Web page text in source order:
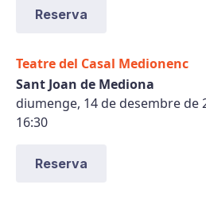
Reserva
Teatre del Casal Medionenc
Sant Joan de Mediona
diumenge, 14 de desembre de
16:30
Reserva